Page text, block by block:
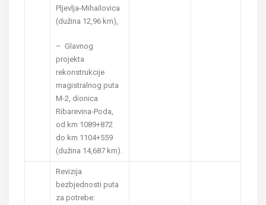
Pljevlja-Mihailovica
(dužina 12,96 km),
– Glavnog
projekta
rekonstrukcije
magistralnog puta
M-2, dionica
Ribarevina-Poda,
od km 1089+872
do km 1104+559
(dužina 14,687 km).
Revizija
bezbjednosti puta
za potrebe: